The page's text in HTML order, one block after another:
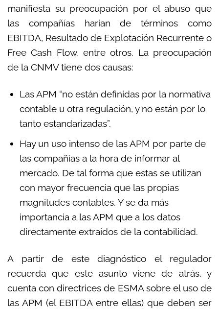
manifiesta su preocupación por el abuso que
las compañías harían de términos como
EBITDA, Resultado de Explotación Recurrente o
Free Cash Flow, entre otros. La preocupación
de la CNMV tiene dos causas:
Las APM “no están definidas por la normativa
contable u otra regulación, y no están por lo
tanto estandarizadas”.
Hay un uso intenso de las APM por parte de
las compañías a la hora de informar al
mercado. De tal forma que estas se utilizan
con mayor frecuencia que las propias
magnitudes contables. Y se da más
importancia a las APM que a los datos
directamente extraídos de la contabilidad.
A partir de este diagnóstico el regulador
recuerda que este asunto viene de atrás, y
cuenta con directrices de ESMA sobre el uso de
las APM (el EBITDA entre ellas) que deben ser